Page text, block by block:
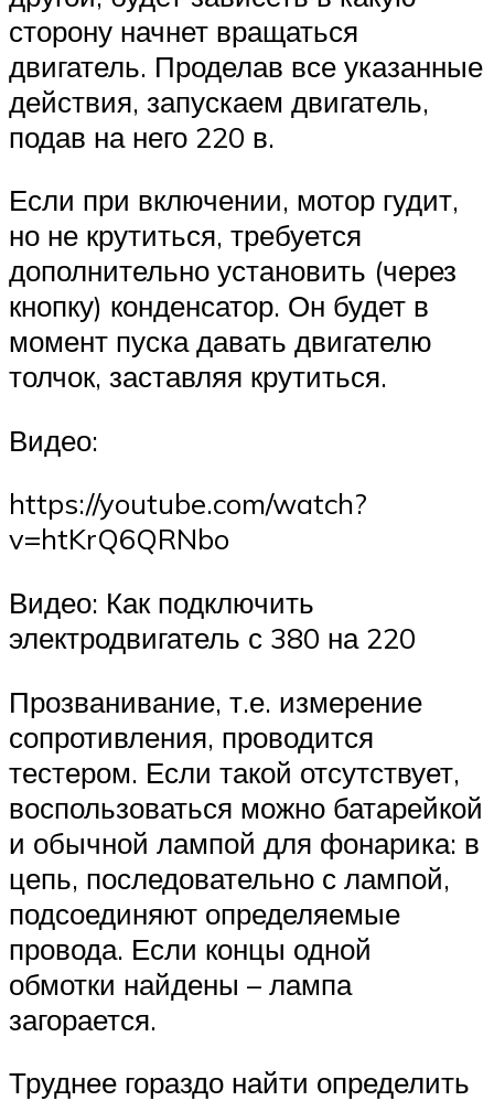
сторону начнет вращаться
двигатель. Проделав все указанные
действия, запускаем двигатель,
подав на него 220 в.
Если при включении, мотор гудит,
но не крутиться, требуется
дополнительно установить (через
кнопку) конденсатор. Он будет в
момент пуска давать двигателю
толчок, заставляя крутиться.
Видео:
https://youtube.com/watch?
v=htKrQ6QRNbo
Видео: Как подключить
электродвигатель с 380 на 220
Прозванивание, т.е. измерение
сопротивления, проводится
тестером. Если такой отсутствует,
воспользоваться можно батарейкой
и обычной лампой для фонарика: в
цепь, последовательно с лампой,
подсоединяют определяемые
провода. Если концы одной
обмотки найдены – лампа
загорается.
Труднее гораздо найти определить